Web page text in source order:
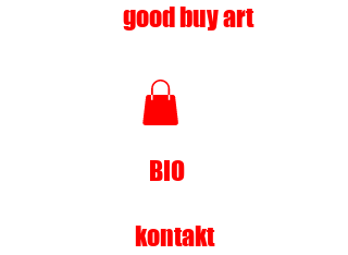
good buy art
BIO
kontakt